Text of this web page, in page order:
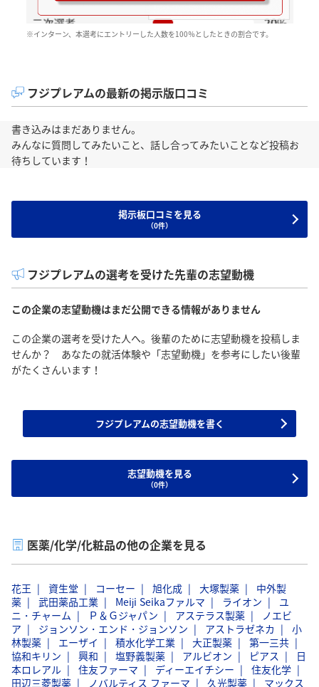
※インターン、本選考にエントリーした人数を100％としたときの割合です。
フジプレアムの最新の掲示版口コミ
書き込みはまだありません。
みんなに質問してみたいこと、話し合ってみたいことなど投稿お
待ちしています！
掲示板口コミを見る
（0件）
フジプレアムの選考を受けた先輩の志望動機
この企業の志望動機はまだ公開できる情報がありません
この企業の選考を受けた人へ。後輩のために志望動機を投稿しま
せんか？ あなたの就活体験や「志望動機」を参考にしたい後輩
がたくさんいます！
フジプレアムの志望動機を書く
志望動機を見る
（0件）
医薬/化学/化粧品の他の企業を見る
花王 資生堂 コーセー 旭化成 大塚製薬
中外製
薬
武田薬品工業 Meiji Seikaファルマ ライオン
ユ
ニ・チャーム
Ｐ＆Ｇジャパン アステラス製薬
ノエビ
ア
ジョンソン・エンド・ジョンソン アストラゼネカ
小
林製薬
エーザイ 積水化学工業 大正製薬
第一三共
協和キリン
興和 塩野義製薬 アルビオン ピアス
日
本ロレアル
住友ファーマ ディーエイチシー
住友化学
田辺三菱製薬
ノバルティス ファーマ 久光製薬
マックス